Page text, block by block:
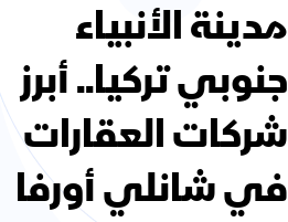
مدينة الأنبياء
جنوبي تركيا.. أبرز
شركات العقارات
في شانلي أورفا